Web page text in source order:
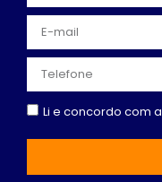
Li e concordo com a